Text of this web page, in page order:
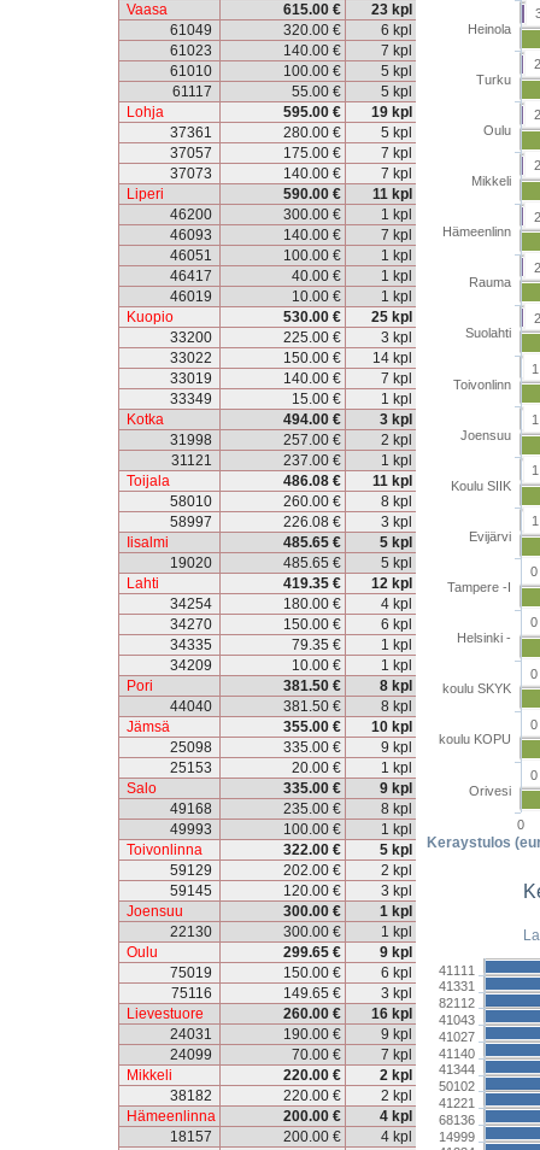
Vaasa
615.00 €
23 kpl
61049
320.00 €
6 kpl
61023
140.00 €
7 kpl
61010
100.00 €
5 kpl
61117
55.00 €
5 kpl
Lohja
595.00 €
19 kpl
37361
280.00 €
5 kpl
37057
175.00 €
7 kpl
37073
140.00 €
7 kpl
Liperi
590.00 €
11 kpl
46200
300.00 €
1 kpl
46093
140.00 €
7 kpl
46051
100.00 €
1 kpl
46417
40.00 €
1 kpl
46019
10.00 €
1 kpl
Kuopio
530.00 €
25 kpl
33200
225.00 €
3 kpl
33022
150.00 €
14 kpl
33019
140.00 €
7 kpl
33349
15.00 €
1 kpl
Kotka
494.00 €
3 kpl
31998
257.00 €
2 kpl
31121
237.00 €
1 kpl
Toijala
486.08 €
11 kpl
58010
260.00 €
8 kpl
58997
226.08 €
3 kpl
Iisalmi
485.65 €
5 kpl
19020
485.65 €
5 kpl
Lahti
419.35 €
12 kpl
34254
180.00 €
4 kpl
34270
150.00 €
6 kpl
34335
79.35 €
1 kpl
34209
10.00 €
1 kpl
Pori
381.50 €
8 kpl
44040
381.50 €
8 kpl
Jämsä
355.00 €
10 kpl
25098
335.00 €
9 kpl
25153
20.00 €
1 kpl
Salo
335.00 €
9 kpl
49168
235.00 €
8 kpl
49993
100.00 €
1 kpl
Toivonlinna
322.00 €
5 kpl
59129
202.00 €
2 kpl
59145
120.00 €
3 kpl
Joensuu
300.00 €
1 kpl
22130
300.00 €
1 kpl
Oulu
299.65 €
9 kpl
75019
150.00 €
6 kpl
75116
149.65 €
3 kpl
Lievestuore
260.00 €
16 kpl
24031
190.00 €
9 kpl
24099
70.00 €
7 kpl
Mikkeli
220.00 €
2 kpl
38182
220.00 €
2 kpl
Hämeenlinna
200.00 €
4 kpl
18157
200.00 €
4 kpl
2
2
2
2
2
2
1
1
1
1
0
0
0
0
0
Heinola
Turku
Oulu
Mikkeli
Hämeenlinn
Rauma
Suolahti
Toivonlinn
Joensuu
Koulu SIIK
Evijärvi
Tampere -I
Helsinki -
koulu SKYK
koulu KOPU
Orivesi
0
Keraystulos
41111
41331
82112
41043
41027
41140
41344
50102
41221
68136
14999